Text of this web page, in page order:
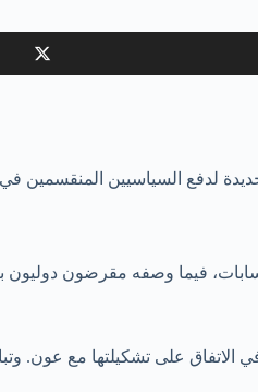
فيما وصفه مقرضون دوليون
سعد الحريري عن تشكيل الحكومة بعد مساعٍ دامت حوالي 10 شهور،